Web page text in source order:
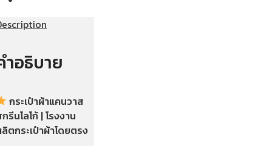
ำอธิบาย
กระเป๋าผ้าแคนวาส
รีนโลโก้ | โรงงาน
ตกระเป๋าผ้าโดยตรง